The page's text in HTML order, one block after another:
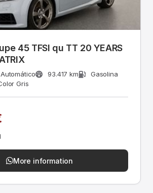
45 TFSI qu TT 20 YEARS
Automático 93.417 km
Gasolina
Gris
More information